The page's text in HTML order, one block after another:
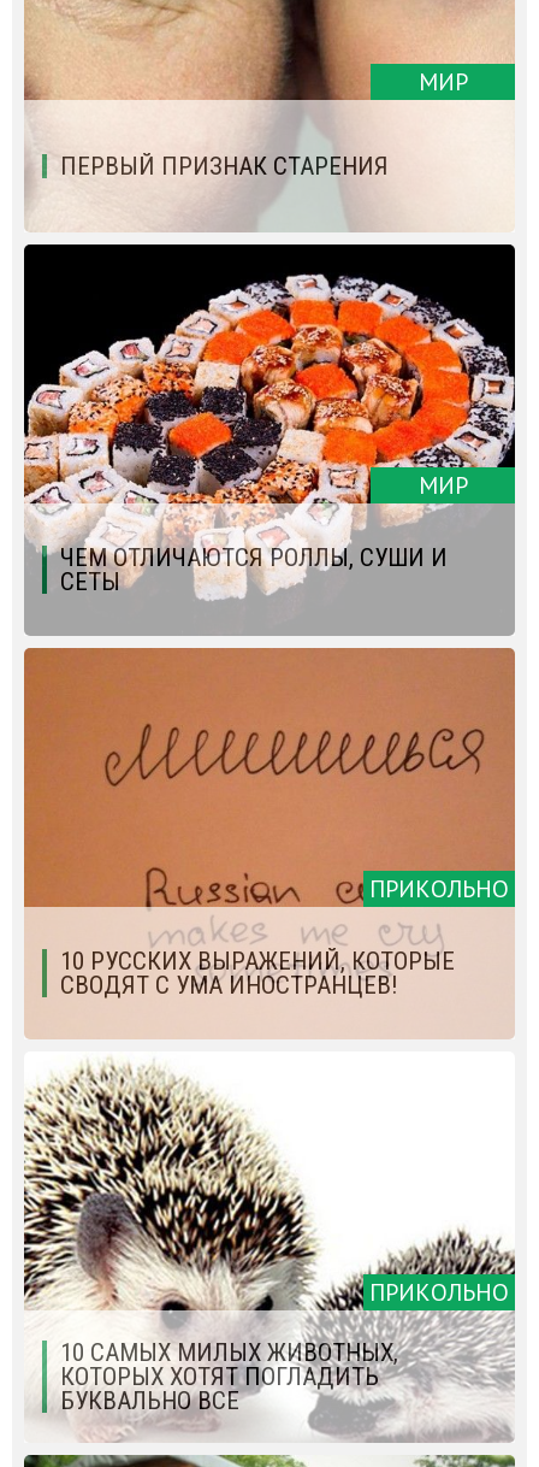
МИР
ПЕРВЫЙ ПРИЗНАК СТАРЕНИЯ
МИР
ЧЕМ ОТЛИЧАЮТСЯ РОЛЛЫ, СУШИ И
СЕТЫ
ПРИКОЛЬНО
10 РУССКИХ ВЫРАЖЕНИЙ, КОТОРЫЕ
СВОДЯТ С УМА ИНОСТРАНЦЕВ!
ПРИКОЛЬНО
10 САМЫХ МИЛЫХ ЖИВОТНЫХ,
КОТОРЫХ ХОТЯТ ПОГЛАДИТЬ
БУКВАЛЬНО ВСЕ